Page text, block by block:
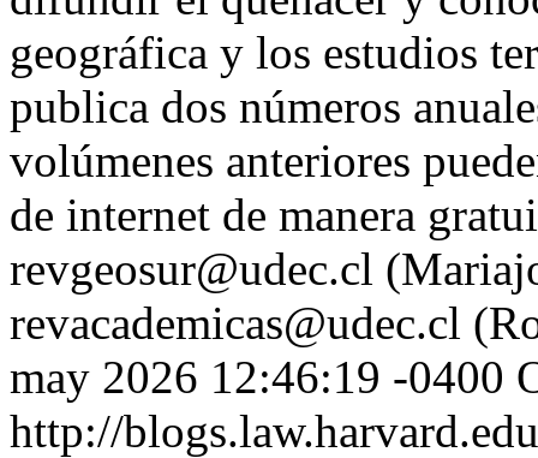
geográfica y los estudios
publica dos números
volúmenes anteriores
de internet de manera
revgeosur@udec.cl
revacademicas@udec.cl
may 2026 12:46:19 -0400
http://